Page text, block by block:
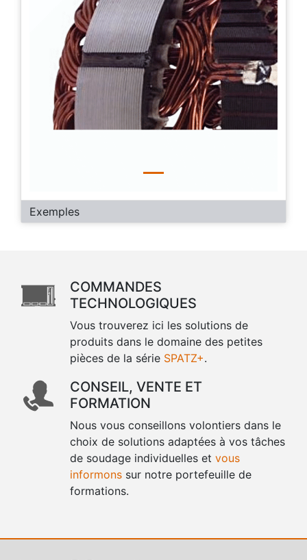
Exemples
COMMANDES
TECHNOLOGIQUES
Vous trouverez ici les solutions de
produits dans le domaine des petites
pièces de la série SPATZ+.
CONSEIL, VENTE ET
FORMATION
Nous vous conseillons volontiers dans le
choix de solutions adaptées à vos tâches
de soudage individuelles et vous
informons sur notre portefeuille de
formations.